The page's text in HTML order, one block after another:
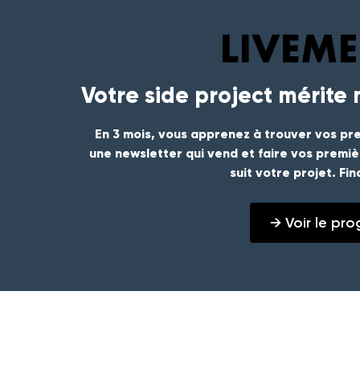
Votre side project mérite
En 3 mois, vous apprenez à trouver vos
une newsletter qui vend et faire vos
suit votre projet.
→ Voir le